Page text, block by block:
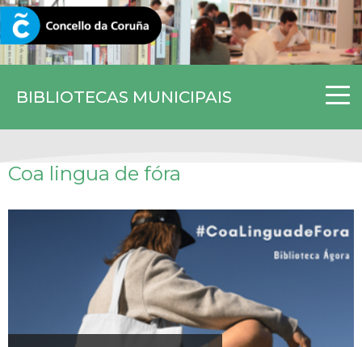
BIBLIOTECAS MUNICIPAIS
CORUNA.GAL
Coa lingua de fóra